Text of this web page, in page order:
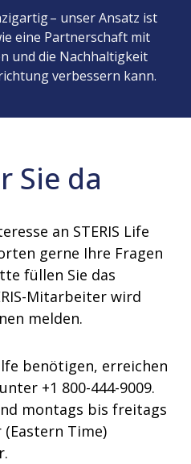
– unser Ansatz ist
eine Partnerschaft mit
und die Nachhaltigkeit
verbessern kann.
Sie da
an STERIS Life
gerne Ihre Fragen
füllen Sie das
Mitarbeiter wird
melden.
benötigen, erreichen
+1 800-444-9009.
montags bis freitags
(Eastern Time)